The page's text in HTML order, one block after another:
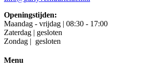
Openingstijden:
Maandag - vrijdag | 08:30 - 17:00
Zaterdag | gesloten
Zondag | gesloten
Menu